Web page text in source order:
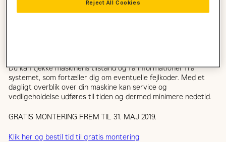
Du kan tjekke maskinens tilstand og få informationer fra
systemet, som fortæller dig om eventuelle fejlkoder. Med et
dagligt overblik over din maskine kan service og
vedligeholdelse udføres til tiden og dermed minimere nedetid.
GRATIS MONTERING FREM TIL 31. MAJ 2019.
Klik her og bestil tid til gratis montering
Reject All Cookies